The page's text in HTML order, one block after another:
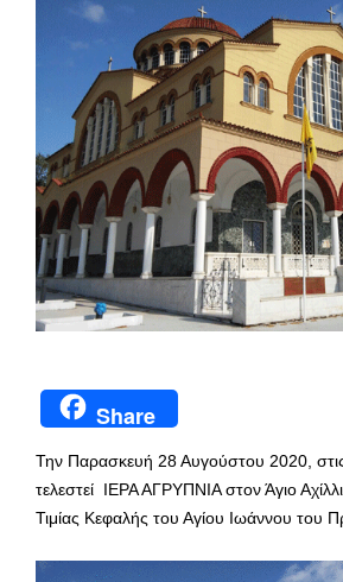
Share
Την Παρασκευή 28 Αυγούστου 2020,
τελεστεί ΙΕΡΑ ΑΓΡΥΠΝΙΑ στον Άγιο
Τιμίας Κεφαλής του Αγίου Ιωάννου του